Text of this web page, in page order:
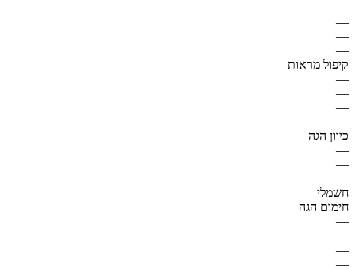
—
—
—
—
קיפול מראות
—
—
—
—
כיוון הגה
—
—
—
חשמלי
חימום הגה
—
—
—
—